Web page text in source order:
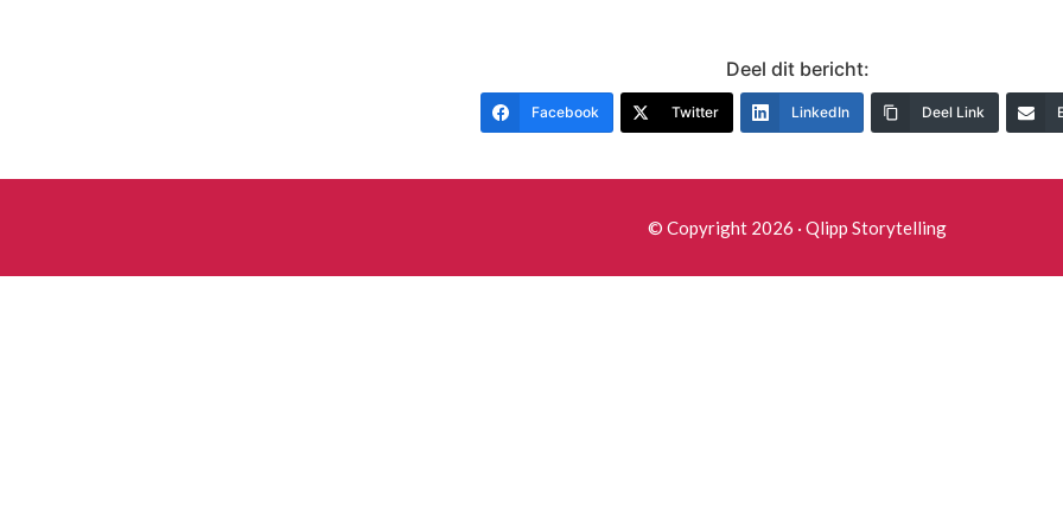
Deel dit bericht:
Facebook Twitter LinkedIn Deel Link
© Copyright 2026 · Qlipp Storytelling